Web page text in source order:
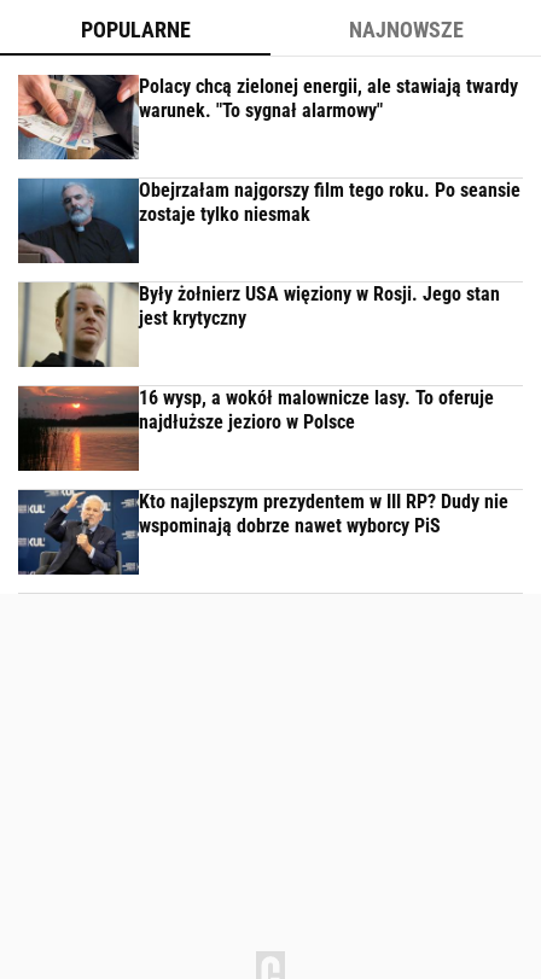
POPULARNE NAJNOWSZE
Polacy chcą zielonej energii, ale stawiają twardy
warunek. "To sygnał alarmowy"
Obejrzałam najgorszy film tego roku. Po seansie
zostaje tylko niesmak
Były żołnierz USA więziony w Rosji. Jego stan
jest krytyczny
16 wysp, a wokół malownicze lasy. To oferuje
najdłuższe jezioro w Polsce
Kto najlepszym prezydentem w III RP? Dudy nie
wspominają dobrze nawet wyborcy PiS